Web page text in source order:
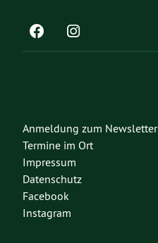
Anmeldung zum Newsletter
Termine im Ort
Impressum
Datenschutz
Facebook
Instagram